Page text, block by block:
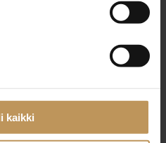
kaikki
rekisteriseloste